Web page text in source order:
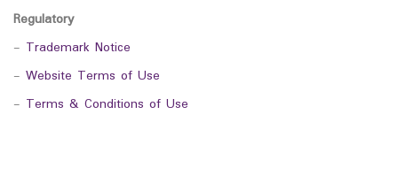
Regulatory
- Trademark Notice
- Website Terms of Use
- Terms & Conditions of Use